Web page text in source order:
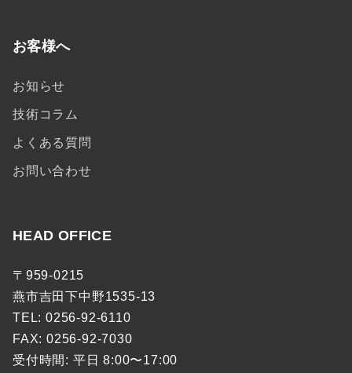
お客様へ
お知らせ
技術コラム
よくある質問
お問い合わせ
HEAD OFFICE
〒959-0215
燕市吉田下中野1535-13
TEL: 0256-92-6110
FAX: 0256-92-7030
受付時間: 平日 8:00〜17:00